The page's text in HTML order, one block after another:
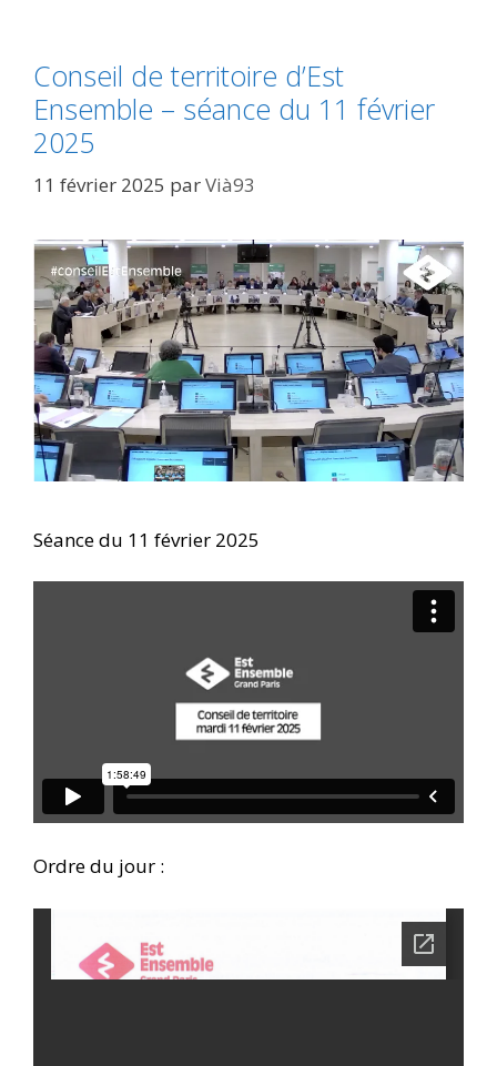
Conseil de territoire d’Est
Ensemble – séance du 11 février
2025
11 février 2025 parVià93
Séance du 11 février 2025
Ordre du jour :